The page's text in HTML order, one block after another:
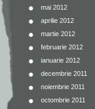
mai 2012
aprilie 2012
martie 2012
februarie 2012
ianuarie 2012
decembrie 2011
noiembrie 2011
octombrie 2011